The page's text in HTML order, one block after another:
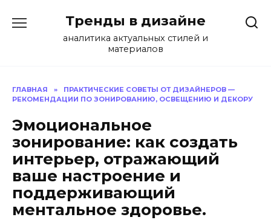
содержанию
Тренды в дизайне
аналитика актуальных стилей и
материалов
ГЛАВНАЯ »
ПРАКТИЧЕСКИЕ СОВЕТЫ ОТ ДИЗАЙНЕРОВ —
РЕКОМЕНДАЦИИ ПО ЗОНИРОВАНИЮ, ОСВЕЩЕНИЮ И ДЕКОРУ
Эмоциональное
зонирование: как создать
интерьер, отражающий
ваше настроение и
поддерживающий
ментальное здоровье.